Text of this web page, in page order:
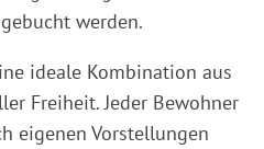
werden.
ideale Kombination aus
Freiheit. Jeder Bewohner
eigenen Vorstellungen